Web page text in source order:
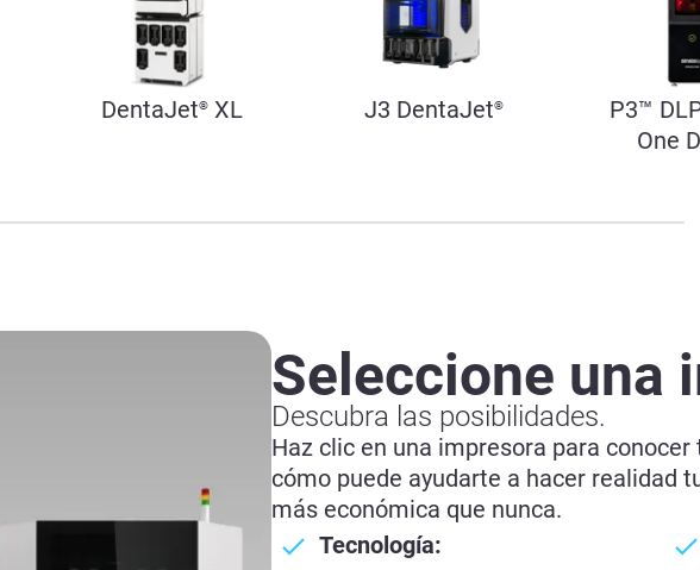
DentaJet®XL J3 DentaJet® P3™
One
Seleccione una
Descubra las posibilidades.
Haz clic en una impresora para
cómo puede ayudarte a hacer realidad
más económica que nunca.
Tecnología: